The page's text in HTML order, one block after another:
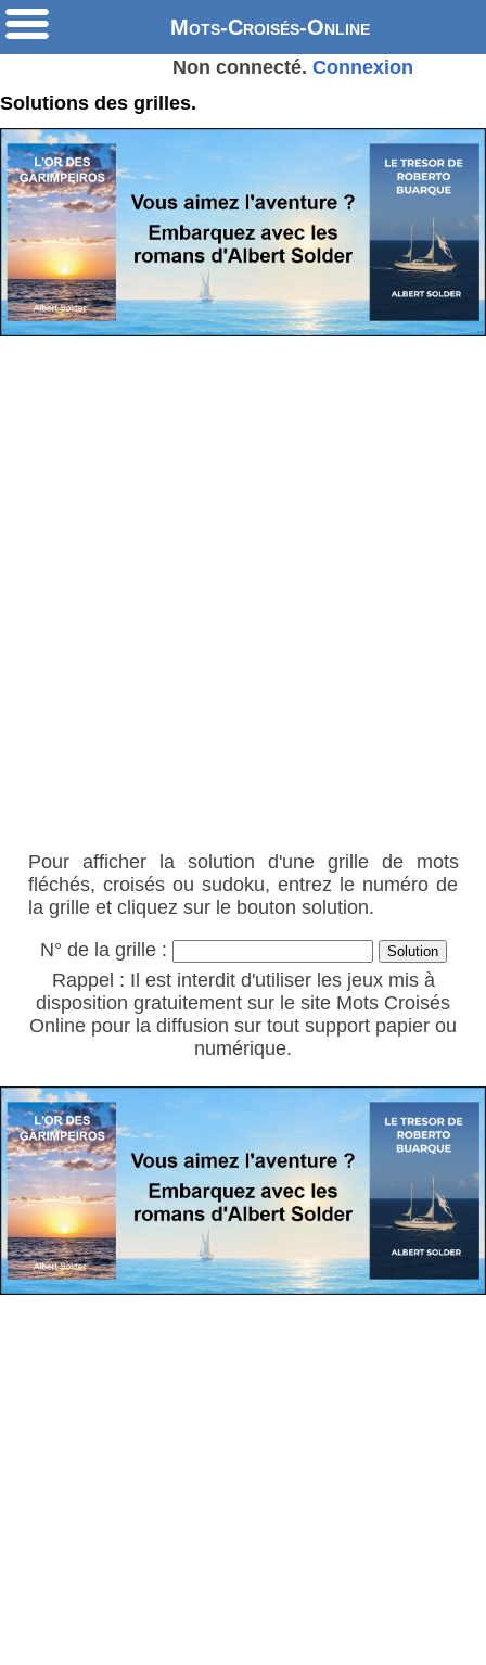
Mots-Croisés-Online
Non connecté. Connexion
Solutions des grilles.
Pour afficher la solution d'une grille de mots
fléchés, croisés ou sudoku, entrez le numéro de
la grille et cliquez sur le bouton solution.
N° de la grille :
Rappel : Il est interdit d'utiliser les jeux mis à
disposition gratuitement sur le site Mots Croisés
Online pour la diffusion sur tout support papier ou
numérique.